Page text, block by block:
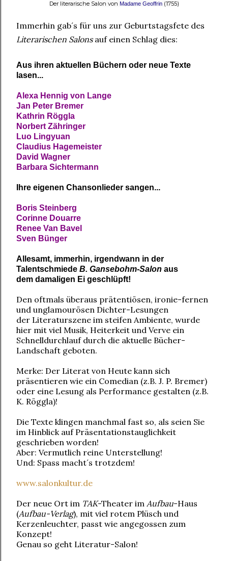
Der literarische Salon von Madame Geoffrin(1755)
Immerhin gab´s für uns zur Geburtstagsfete des
Literarischen Salonsauf einen Schlag dies:
Aus ihren aktuellen Büchern oder neue Texte
lasen...
Alexa Hennig von Lange
Jan Peter Bremer
Kathrin Röggla
Norbert Zähringer
Luo Lingyuan
Claudius Hagemeister
David Wagner
Barbara Sichtermann
Ihre eigenen Chansonlieder sangen...
Boris Steinberg
Corinne Douarre
Renee Van Bavel
Sven Bünger
Allesamt, immerhin, irgendwann in der
Talentschmiede B. Gansebohm-Salon aus
dem damaligen Ei geschlüpft!
Den oftmals überaus prätentiösen, ironie-fernen
und unglamourösen Dichter-Lesungen
der Literaturszene im steifen Ambiente, wurde
hier mit viel Musik, Heiterkeit und Verve ein
Schnelldurchlauf durch die aktuelle Bücher-
Landschaft geboten.
Merke: Der Literat von Heute kann sich
präsentieren wie ein Comedian (z.B. J. P. Bremer)
oder eine Lesung als Performance gestalten (z.B.
K. Röggla)!
Die Texte klingen manchmal fast so, als seien Sie
im Hinblick auf Präsentationstauglichkeit
geschrieben worden!
Aber: Vermutlich reine Unterstellung!
Und: Spass macht´s trotzdem!
www.salonkultur.de
Der neue Ort im TAK-Theater im Aufbau-Haus
(Aufbau-Verlag), mit viel rotem Plüsch und
Kerzenleuchter, passt wie angegossen zum
Konzept!
Genau so geht Literatur-Salon!